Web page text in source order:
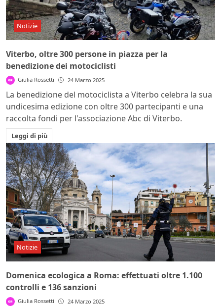
Notizie
Viterbo, oltre 300 persone in piazza per la
benedizione dei motociclisti
Giulia Rossetti 24 Marzo 2025
La benedizione del motociclista a Viterbo celebra la sua
undicesima edizione con oltre 300 partecipanti e una
raccolta fondi per l'associazione Abc di Viterbo.
Leggi di più
Notizie
Domenica ecologica a Roma: effettuati oltre 1.100
controlli e 136 sanzioni
Giulia Rossetti 24 Marzo 2025